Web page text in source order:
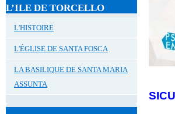
L’ILE DE TORCELLO
L'HISTOIRE
L'ÉGLISE DE SANTA FOSCA
LA BASILIQUE DE SANTA MARIA
ASSUNTA